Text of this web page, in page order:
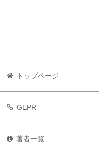
トップページ
GEPR
著者一覧